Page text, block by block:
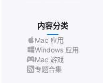
内容分类
Mac 应用
Windows 应用
Mac 游戏
专题合集